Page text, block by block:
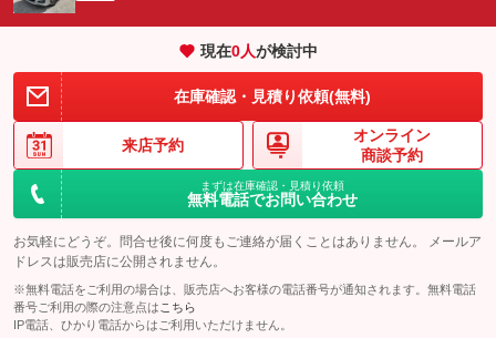
現在0人が検討中
在庫確認・見積り依頼(無料)
来店予約
オンライン
商談予約
まずは在庫確認・見積り依頼
無料電話でお問い合わせ
お気軽にどうぞ。問合せ後に何度もご連絡が届くことはありません。 メールア
ドレスは販売店に公開されません。
※無料電話をご利用の場合は、販売店へお客様の電話番号が通知されます。無料電話
番号ご利用の際の注意点は こちら
IP電話、ひかり電話からはご利用いただけません。